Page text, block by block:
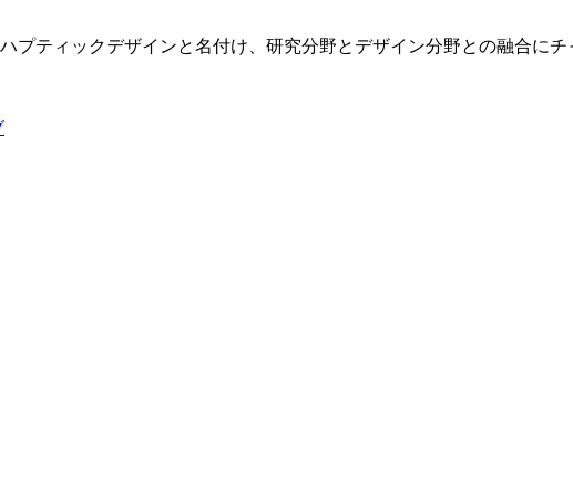
プティックデザインと名付け、研究分野とデザイン分野との融合にチ